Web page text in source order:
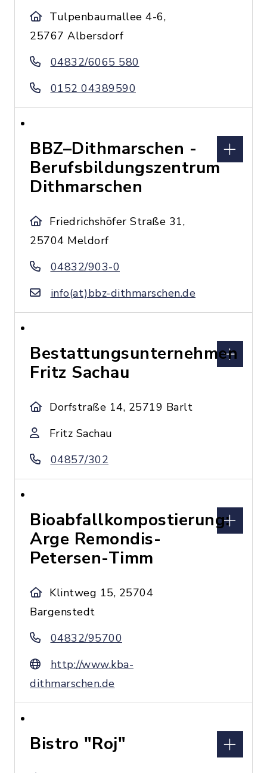
Tulpenbaumallee 4-6,
25767 Albersdorf
04832/6065 580
0152 04389590
BBZ–Dithmarschen -
Berufsbildungszentrum
Dithmarschen
Friedrichshöfer Straße 31,
25704 Meldorf
04832/903-0
info(at)bbz-dithmarschen.de
Bestattungsunternehmen
Fritz Sachau
Dorfstraße 14, 25719 Barlt
Fritz Sachau
04857/302
Bioabfallkompostierung:
Arge Remondis-
Petersen-Timm
Klintweg 15, 25704
Bargenstedt
04832/95700
http://www.kba-
dithmarschen.de
Bistro "Roj"